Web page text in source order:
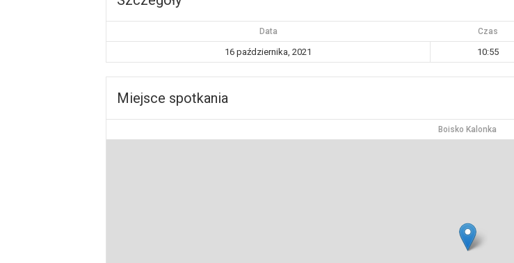
Data Czas
16 października, 2021 10:55
Miejsce spotkania
Boisko Kalonka